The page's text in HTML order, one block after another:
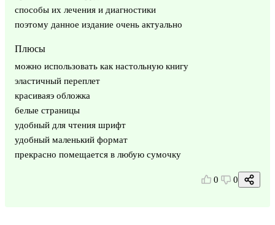
способы их лечения и диагностики
поэтому данное издание очень актуально
Плюсы
можно использовать как настольную книгу
эластичный переплет
красиваяэ обложка
белые страницы
удобный для чтения шрифт
удобный маленький формат
прекрасно помещается в любую сумочку
0 0